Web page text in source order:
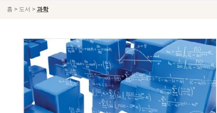
홈 > 도서 > 과학